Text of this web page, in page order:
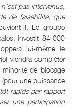
pas intervenue,
de faisabilité, que
il. Le groupe
investit 84 000
lui-même le
viendra compléter
de blocage
une puissance
rapide par rapport
une participation